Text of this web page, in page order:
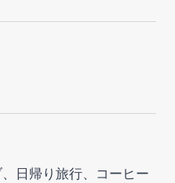
日帰り旅行、コーヒー